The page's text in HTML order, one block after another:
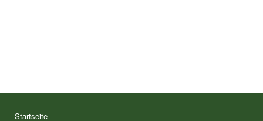
Startseite